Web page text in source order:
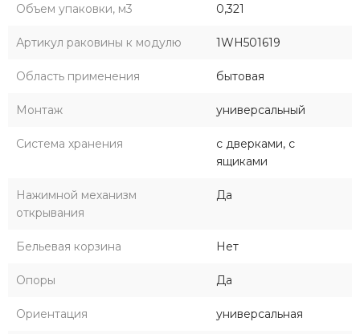
Объем упаковки, м3 0,321
Артикул раковины к модулю 1WH501619
Область применения бытовая
Монтаж универсальный
Система хранения
с дверками, с
ящиками
Нажимной механизм
открывания
Да
Бельевая корзина Нет
Опоры Да
Ориентация универсальная